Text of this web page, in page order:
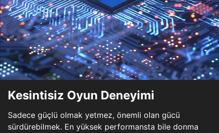
Kesintisiz Oyun Deneyimi
Sadece güçlü olmak yetmez, önemli olan gücü
sürdürebilmek. En yüksek performansta bile donma